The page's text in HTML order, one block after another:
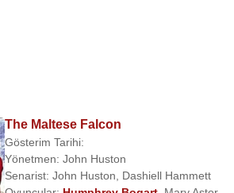
The Maltese Falcon
Gösterim Tarihi:
Yönetmen: John Huston
Senarist: John Huston
Dashiell Hammett